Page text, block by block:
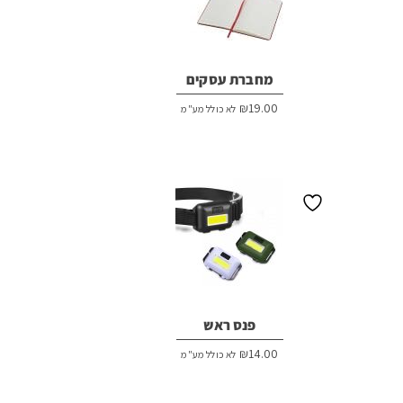
מחברת עסקים
₪19.00 לא כולל מע"מ
פנס ראש
₪14.00 לא כולל מע"מ